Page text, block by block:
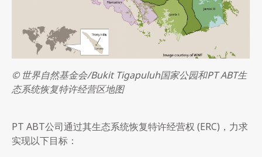
© 世界自然基金会/Bukit Tigapuluh国家公园和PT ABT生
态系统恢复特许经营区地图
PT ABT公司通过其生态系统恢复特许经营权 (ERC)，力求
实现以下目标：